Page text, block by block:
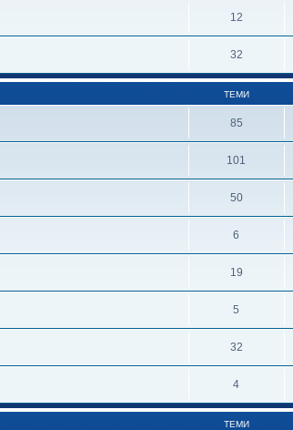
12
32
ТЕМИ
85
101
50
6
19
5
32
4
ТЕМИ